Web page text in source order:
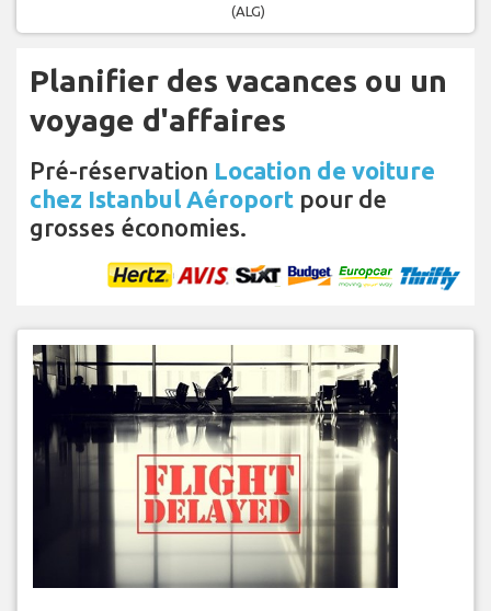
(ALG)
Planifier des vacances ou un
voyage d'affaires
Pré-réservation Location de voiture
chez Istanbul Aéroport pour de
grosses économies.